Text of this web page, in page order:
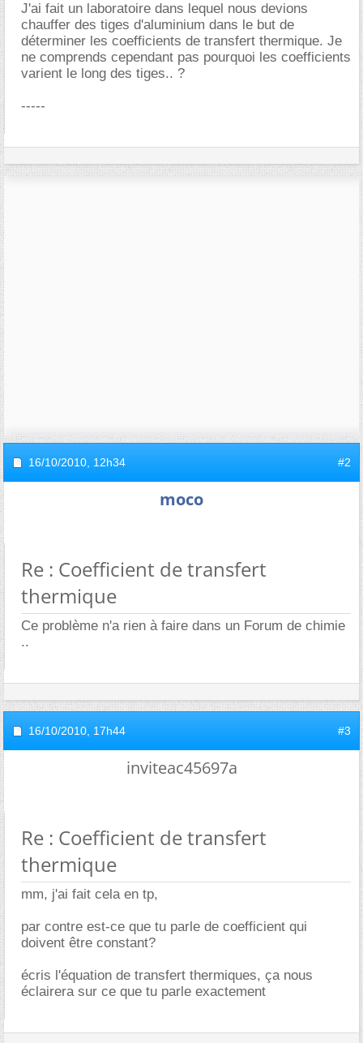
J'ai fait un laboratoire dans lequel nous devions
chauffer des tiges d'aluminium dans le but de
déterminer les coefficients de transfert thermique. Je
ne comprends cependant pas pourquoi les coefficients
varient le long des tiges.. ?
-----
16/10/2010, 12h34 #2
moco
Re : Coefficient de transfert
thermique
Ce problème n'a rien à faire dans un Forum de chimie
..
16/10/2010, 17h44 #3
inviteac45697a
Re : Coefficient de transfert
thermique
mm, j'ai fait cela en tp,
par contre est-ce que tu parle de coefficient qui
doivent être constant?
écris l'équation de transfert thermiques, ça nous
éclairera sur ce que tu parle exactement